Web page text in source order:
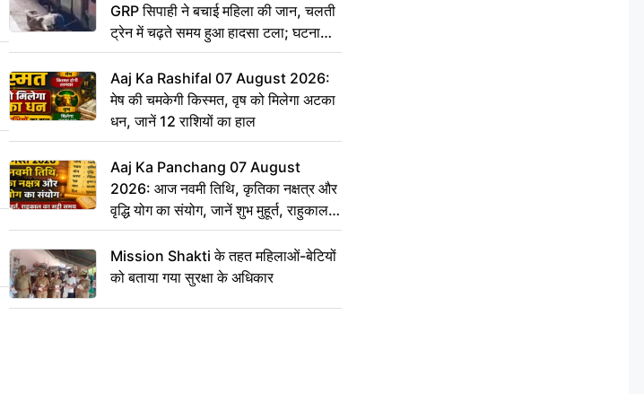
GRP सिपाही ने बचाई महिला की जान, चलती
ट्रेन में चढ़ते समय हुआ हादसा टला; घटना
CCTV में कैद
Aaj Ka Rashifal 07 August 2026:
मेष की चमकेगी किस्मत, वृष को मिलेगा अटका
धन, जानें 12 राशियों का हाल
Aaj Ka Panchang 07 August
2026: आज नवमी तिथि, कृतिका नक्षत्र और
वृद्धि योग का संयोग, जानें शुभ मुहूर्त, राहुकाल
का सही समय
Mission Shakti के तहत महिलाओं-बेटियों
को बताया गया सुरक्षा के अधिकार